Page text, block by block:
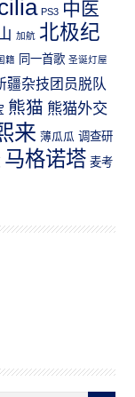
PS3 中医
加航 北极纪
籍 同一首歌 圣诞灯屋
疆杂技团员脱队
熊猫 熊猫外交
来 薄瓜瓜 调查研
马格诺塔 麦考